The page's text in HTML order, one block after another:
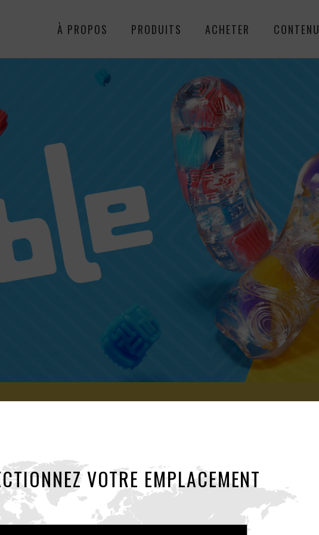
À PROPOS PRODUITS ACHETER CONTENU
TENGA Bobble
dans une zone de Turbulences !
VOTRE EMPLACEMENT